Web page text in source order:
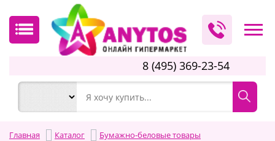
8 (495) 369-23-54
Главная Каталог
Бумажно-беловые товары